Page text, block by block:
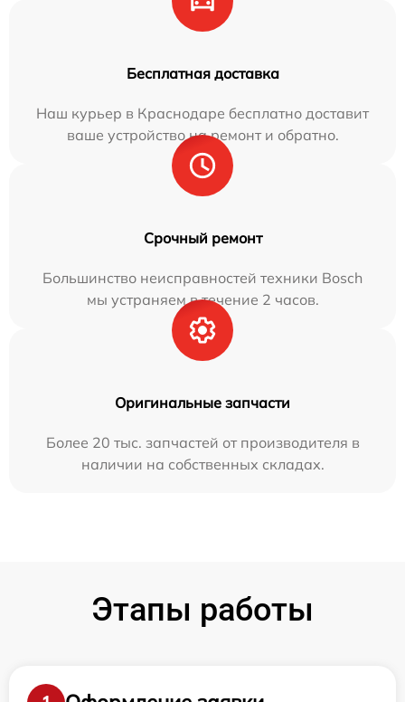
Бесплатная доставка
Наш курьер в Краснодаре бесплатно доставит
ваше устройство на ремонт и обратно.
Срочный ремонт
Большинство неисправностей техники Bosch
мы устраняем в течение 2 часов.
Оригинальные запчасти
Более 20 тыс. запчастей от производителя в
наличии на собственных складах.
Этапы работы